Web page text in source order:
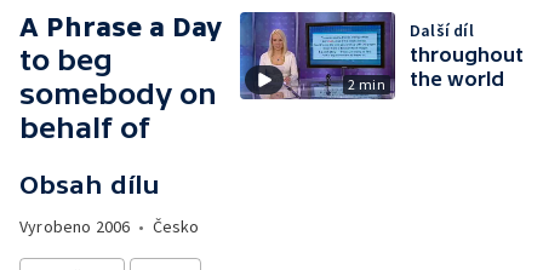
A Phrase a Day
to beg
somebody on
behalf of
Obsah dílu
Vyrobeno 2006 • Česko
2 min
Další díl
throughout
the world